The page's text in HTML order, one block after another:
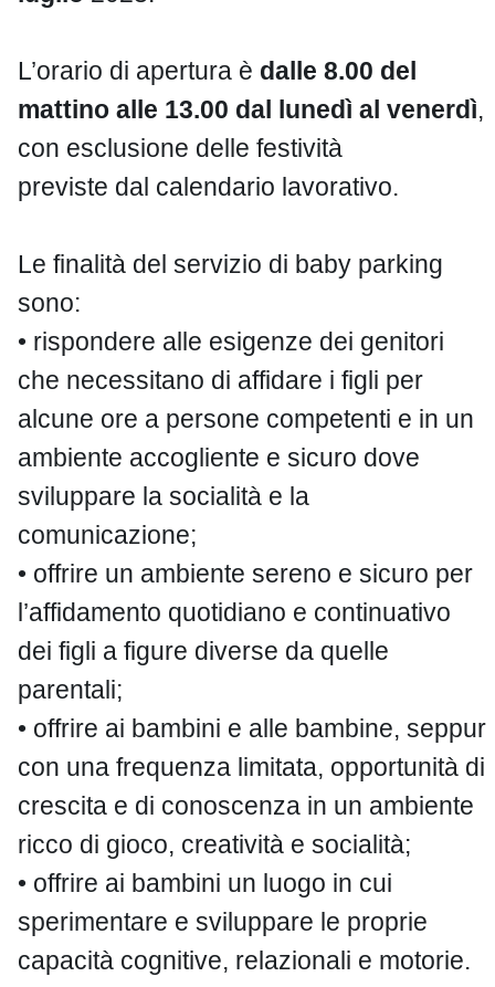
L’orario di apertura è dalle 8.00 del
mattino alle 13.00 dal lunedì al venerdì,
con esclusione delle festività
previste dal calendario lavorativo.
Le finalità del servizio di baby parking
sono:
• rispondere alle esigenze dei genitori
che necessitano di affidare i figli per
alcune ore a persone competenti e in un
ambiente accogliente e sicuro dove
sviluppare la socialità e la
comunicazione;
• offrire un ambiente sereno e sicuro per
l’affidamento quotidiano e continuativo
dei figli a figure diverse da quelle
parentali;
• offrire ai bambini e alle bambine, seppur
con una frequenza limitata, opportunità di
crescita e di conoscenza in un ambiente
ricco di gioco, creatività e socialità;
• offrire ai bambini un luogo in cui
sperimentare e sviluppare le proprie
capacità cognitive, relazionali e motorie.